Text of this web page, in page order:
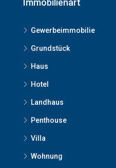
Immobilienart
Gewerbeimmobilie
Grundstück
Haus
Hotel
Landhaus
Penthouse
Villa
Wohnung